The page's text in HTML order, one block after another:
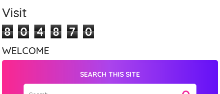
Visit
8 0 4 8 7 0
WELCOME
SEARCH THIS SITE